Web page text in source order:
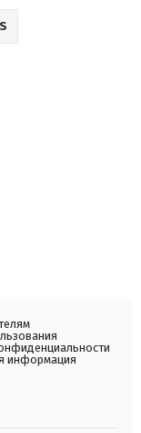
информация